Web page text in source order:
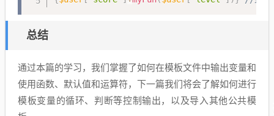
总结
通过本篇的学习，我们掌握了如何在模板文件中输出变量和
使用函数、默认值和运算符，下一篇我们将会了解如何进行
模板变量的循环、判断等控制输出，以及导入其他公共模